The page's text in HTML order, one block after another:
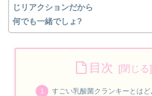
じリアクションだから
何でも一緒でしょ?
目次
すごい乳酸菌クランキーとは